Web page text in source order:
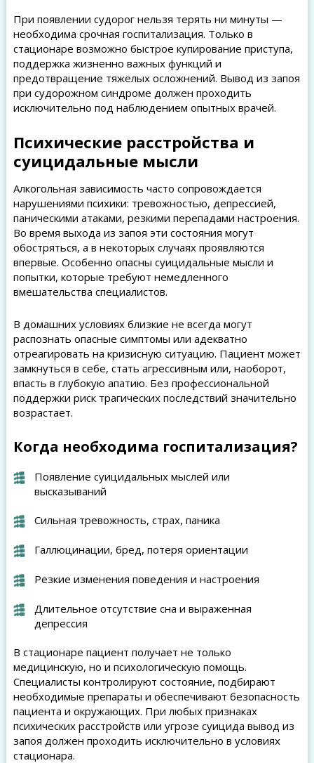
При появлении судорог нельзя терять ни минуты —
необходима срочная госпитализация. Только в
стационаре возможно быстрое купирование приступа,
поддержка жизненно важных функций и
предотвращение тяжелых осложнений. Вывод из запоя
при судорожном синдроме должен проходить
исключительно под наблюдением опытных врачей.
Психические расстройства и
суицидальные мысли
Алкогольная зависимость часто сопровождается
нарушениями психики: тревожностью, депрессией,
паническими атаками, резкими перепадами настроения.
Во время выхода из запоя эти состояния могут
обостряться, а в некоторых случаях проявляются
впервые. Особенно опасны суицидальные мысли и
попытки, которые требуют немедленного
вмешательства специалистов.
В домашних условиях близкие не всегда могут
распознать опасные симптомы или адекватно
отреагировать на кризисную ситуацию. Пациент может
замкнуться в себе, стать агрессивным или, наоборот,
впасть в глубокую апатию. Без профессиональной
поддержки риск трагических последствий значительно
возрастает.
Когда необходима госпитализация?
Появление суицидальных мыслей или
высказываний
Сильная тревожность, страх, паника
Галлюцинации, бред, потеря ориентации
Резкие изменения поведения и настроения
Длительное отсутствие сна и выраженная
депрессия
В стационаре пациент получает не только
медицинскую, но и психологическую помощь.
Специалисты контролируют состояние, подбирают
необходимые препараты и обеспечивают безопасность
пациента и окружающих. При любых признаках
психических расстройств или угрозе суицида вывод из
запоя должен проходить исключительно в условиях
стационара.